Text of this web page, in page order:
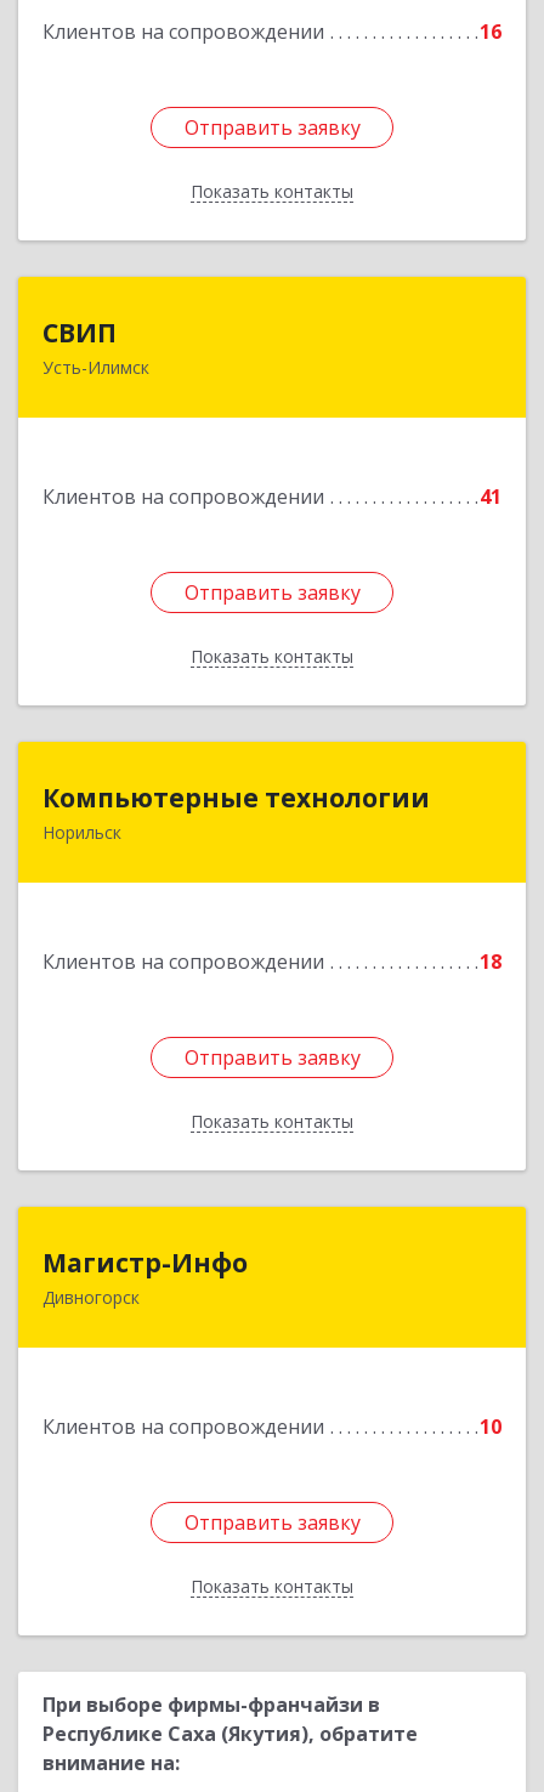
Клиентов на сопровождении 16
Отправить заявку
Показать контакты
Отправить заявку
Назад
СВИП
Усть-Илимск
Клиентов на сопровождении 41
Отправить заявку
Показать контакты
666685, Иркутская обл, Усть-Илимск г,
Отправить заявку
Назад
Компьютерные технологии
Норильск
Клиентов на сопровождении 18
Отправить заявку
Показать контакты
663302, Красноярский край, Норильск г,
Отправить заявку
Назад
Магистр-Инфо
Дивногорск
Клиентов на сопровождении 10
Отправить заявку
Показать контакты
663090 Красноярский край Дивногорск г
Отправить заявку
Назад
При выборе фирмы-франчайзи в
Республике Саха (Якутия), обратите
внимание на: